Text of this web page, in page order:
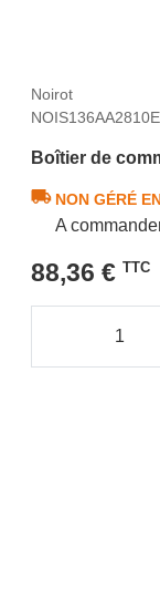
Noirot
Boîtier de
NON GÉRÉ
A
88,36 € TTC